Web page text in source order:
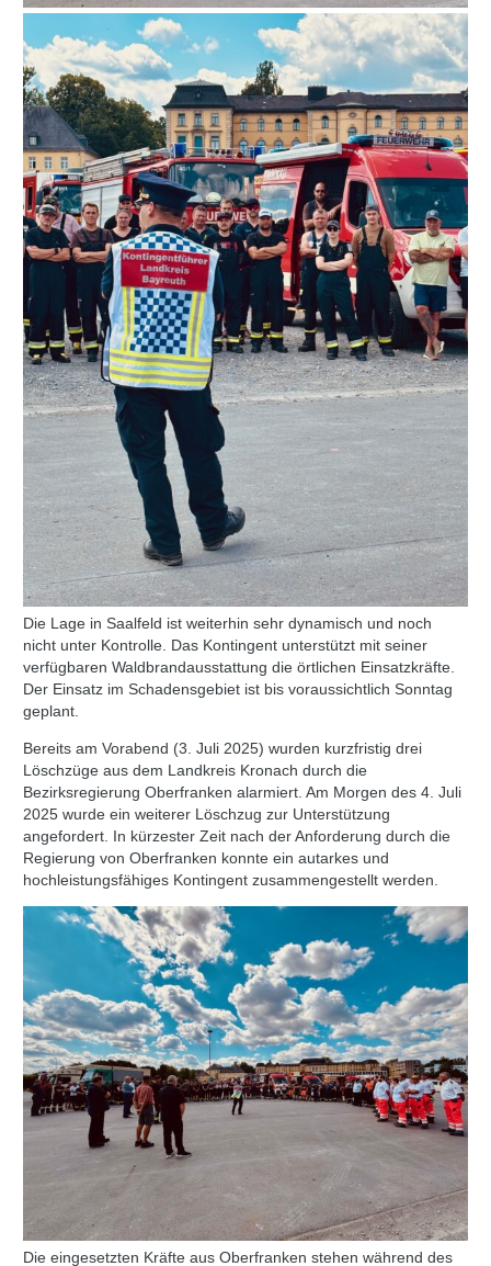
Die Lage in Saalfeld ist weiterhin sehr dynamisch und noch
nicht unter Kontrolle. Das Kontingent unterstützt mit seiner
verfügbaren Waldbrandausstattung die örtlichen Einsatzkräfte.
Der Einsatz im Schadensgebiet ist bis voraussichtlich Sonntag
geplant.
Bereits am Vorabend (3. Juli 2025) wurden kurzfristig drei
Löschzüge aus dem Landkreis Kronach durch die
Bezirksregierung Oberfranken alarmiert. Am Morgen des 4. Juli
2025 wurde ein weiterer Löschzug zur Unterstützung
angefordert. In kürzester Zeit nach der Anforderung durch die
Regierung von Oberfranken konnte ein autarkes und
hochleistungsfähiges Kontingent zusammengestellt werden.
Die eingesetzten Kräfte aus Oberfranken stehen während des